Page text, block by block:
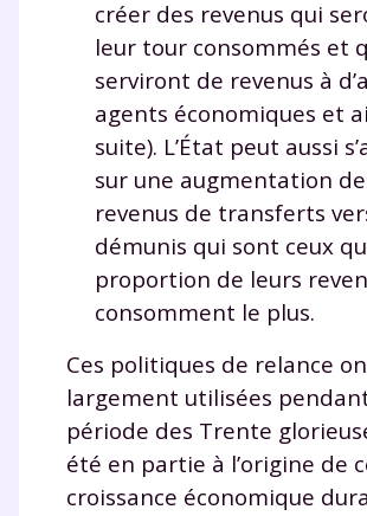
créer des revenus qui
leur tour consommés et
serviront de revenus à
agents économiques et
suite). L’État peut aussi
sur une augmentation
revenus de transferts
démunis qui sont ceux
proportion de leurs
consomment le plus.
Ces politiques de relance
largement utilisées
période des Trente
été en partie à l’origine de
croissance économique
suivre les progrès
Tout le programme scolaire
la Terminale
Des profs expérimentés
à la demande par tchat,
vidéo
TESTER
* Votre code d'accès sera envoyé à cette
renseignant votre e-mail, vous consentez à ce
données à caractère personnel soient traitées
la marque myMaxicours, afin que SEJER
accès au service de soutien scolaire pendant
savoir plus sur la gestion de vos données
pour exercer vos droits, vous pouvez
charte.